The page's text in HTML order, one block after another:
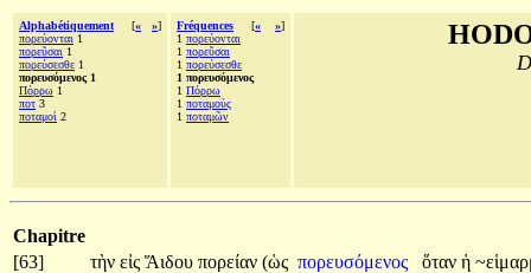
Alphabétiquement [« »]
πορεύονται 1
πορεῦσαι 1
πορεύσεσθε 1
πορευσόμενος 1
Πόρρω 1
ποτ 3
ποταμοὶ 2
Fréquences [« »]
1 πορεύονται
1 πορεῦσαι
1 πορεύσεσθε
1 πορευσόμενος
1 Πόρρω
1 ποταμοὺς
1 ποταμῶν
Chapitre
[63]
τὴν εἰς Ἅιδου πορείαν (ὡς πορευσόμενος ὅταν ἡ